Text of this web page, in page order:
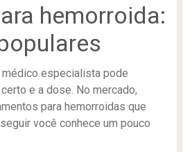
hemorroida:
especialista pode
e a dose. No mercado,
para hemorroidas que
você conhece um pouco